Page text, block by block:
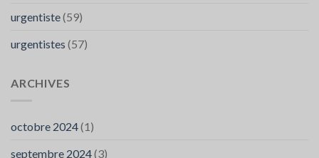
urgentiste(59)
urgentistes (57)
ARCHIVES
octobre 2024(1)
septembre 2024(3)